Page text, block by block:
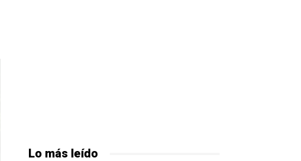
Lo más leído